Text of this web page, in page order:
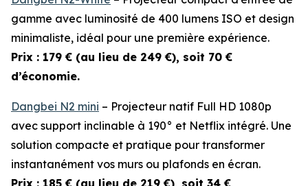
gamme avec luminosité de 400 lumens ISO et design
minimaliste, idéal pour une première expérience.
Prix : 179 € (au lieu de 249 €), soit 70 €
d’économie.
Dangbei N2 mini – Projecteur natif Full HD 1080p
avec support inclinable à 190° et Netflix intégré. Une
solution compacte et pratique pour transformer
instantanément vos murs ou plafonds en écran.
Prix : 185 € (au lieu de 219 €), soit 34 €